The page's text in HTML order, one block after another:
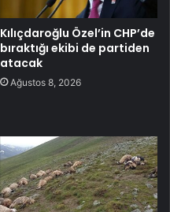
Kılıçdaroğlu Özel’in CHP’de
bıraktığı ekibi de partiden
atacak
Ağustos 8, 2026